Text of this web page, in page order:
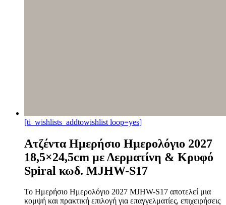
[ti_wishlists_addtowishlist loop=yes]
Ατζέντα Ημερήσιο Ημερολόγιο 2027
18,5×24,5cm με Δερματίνη & Κρυφό
Spiral κωδ. ΜJHW-S17
Το Ημερήσιο Ημερολόγιο 2027 MJHW-S17 αποτελεί μια
κομψή και πρακτική επιλογή για επαγγελματίες, επιχειρήσεις